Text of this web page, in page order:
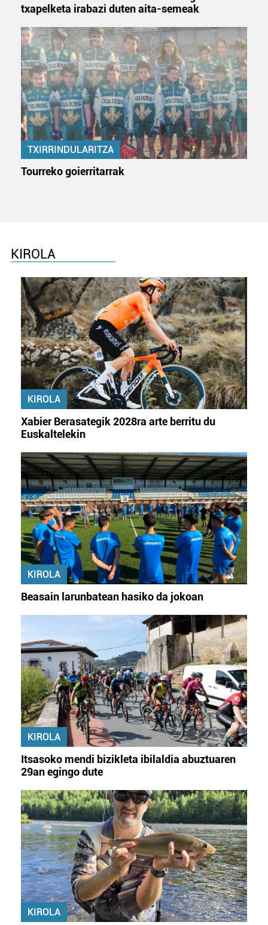
txapelketa irabazi duten aita-semeak
TXIRRINDULARITZA
Tourreko goierritarrak
KIROLA
KIROLA
Xabier Berasategik 2028ra arte berritu du
Euskaltelekin
KIROLA
Beasain larunbatean hasiko da jokoan
KIROLA
Itsasoko mendi bizikleta ibilaldia abuztuaren
29an egingo dute
KIROLA